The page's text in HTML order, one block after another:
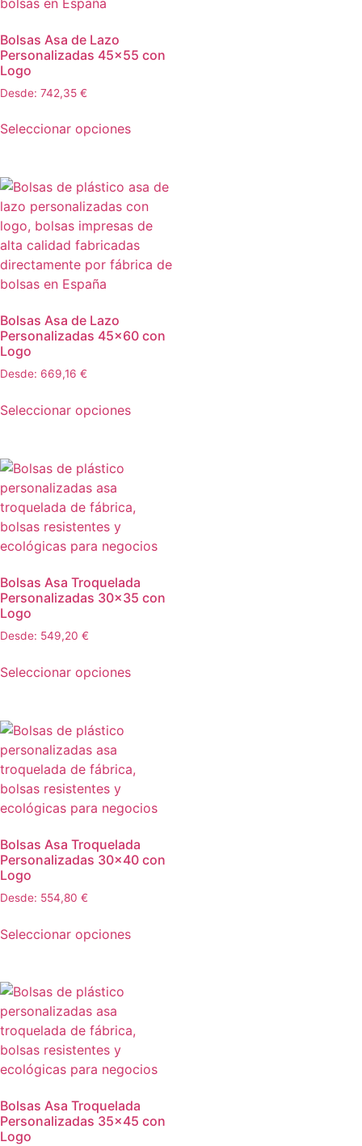
Bolsas Asa de Lazo
Personalizadas 45×55 con
Logo
Desde: 742,35 €
Seleccionar opciones
Bolsas Asa de Lazo
Personalizadas 45×60 con
Logo
Desde: 669,16 €
Seleccionar opciones
Bolsas Asa Troquelada
Personalizadas 30×35 con
Logo
Desde: 549,20 €
Seleccionar opciones
Bolsas Asa Troquelada
Personalizadas 30×40 con
Logo
Desde: 554,80 €
Seleccionar opciones
Bolsas Asa Troquelada
Personalizadas 35×45 con
Logo